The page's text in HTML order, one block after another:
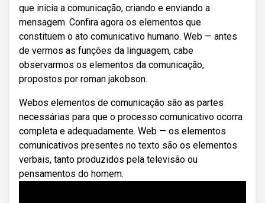
que inicia a comunicação, criando e enviando a
mensagem. Confira agora os elementos que
constituem o ato comunicativo humano. Web — antes
de vermos as funções da linguagem, cabe
observarmos os elementos da comunicação,
propostos por roman jakobson.
Webos elementos de comunicação são as partes
necessárias para que o processo comunicativo ocorra
completa e adequadamente. Web — os elementos
comunicativos presentes no texto são os elementos
verbais, tanto produzidos pela televisão ou
pensamentos do homem.